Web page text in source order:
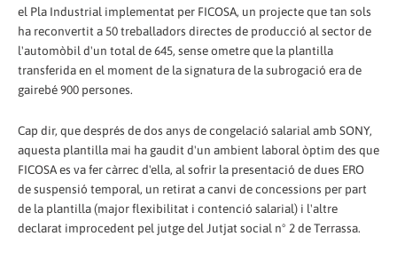
el Pla Industrial implementat per FICOSA, un projecte que tan sols
ha reconvertit a 50 treballadors directes de producció al sector de
l'automòbil d'un total de 645, sense ometre que la plantilla
transferida en el moment de la signatura de la subrogació era de
gairebé 900 persones.
Cap dir, que després de dos anys de congelació salarial amb SONY,
aquesta plantilla mai ha gaudit d'un ambient laboral òptim des que
FICOSA es va fer càrrec d'ella, al sofrir la presentació de dues ERO
de suspensió temporal, un retirat a canvi de concessions per part
de la plantilla (major flexibilitat i contenció salarial) i l'altre
declarat improcedent pel jutge del Jutjat social nº 2 de Terrassa.